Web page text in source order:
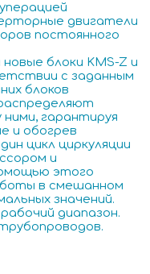
двигатели
постоянного
блоки KMS-Z и
с заданным
блоков
гарантируя
и обогрев
цикл циркуляции
и
этого
в смешанном
значений.
диапазон.